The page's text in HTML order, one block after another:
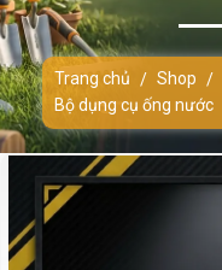
Trang chủ / Shop /
Bộ dụng cụ ống nước